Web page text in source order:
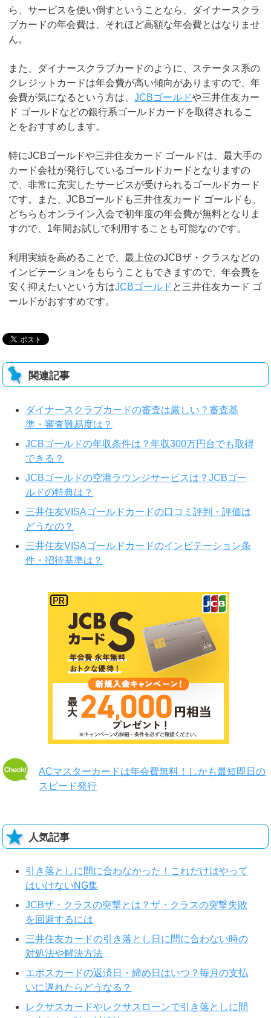
ら、サービスを使い倒すということなら、ダイナースクラ
ブカードの年会費は、それほど高額な年会費とはなりませ
ん。
また、ダイナースクラブカードのように、ステータス系の
クレジットカードは年会費が高い傾向がありますので、年
会費が気になるという方は、JCBゴールドや三井住友カー
ド ゴールドなどの銀行系ゴールドカードを取得されるこ
とをおすすめします。
特にJCBゴールドや三井住友カード ゴールドは、最大手の
カード会社が発行しているゴールドカードとなりますの
で、非常に充実したサービスが受けられるゴールドカード
です。また、JCBゴールドも三井住友カード ゴールドも、
どちらもオンライン入会で初年度の年会費が無料となりま
すので、1年間お試しで利用することも可能なのです。
利用実績を高めることで、最上位のJCBザ・クラスなどの
インビテーションをもらうこともできますので、年会費を
安く抑えたいという方はJCBゴールド と三井住友カード ゴ
ールドがおすすめです。
関連記事
ダイナースクラブカードの審査は厳しい？審査基
準・審査難易度は？
JCBゴールドの年収条件は？年収300万円台でも取得
できる？
JCBゴールドの空港ラウンジサービスは？JCBゴー
ルドの特典は？
三井住友VISAゴールドカードの口コミ評判・評価は
どうなの？
三井住友VISAゴールドカードのインビテーション条
件・招待基準は？
ACマスターカードは年会費無料！しかも最短即日の
スピード発行
人気記事
引き落としに間に合わなかった！これだけはやって
はいけないNG集
JCBザ・クラスの突撃とは？ザ・クラスの突撃失敗
を回避するには
三井住友カードの引き落とし日に間に合わない時の
対処法や解決方法
エポスカードの返済日・締め日はいつ？毎月の支払
いに遅れたらどうなる？
レクサスカードやレクサスローンで引き落としに間